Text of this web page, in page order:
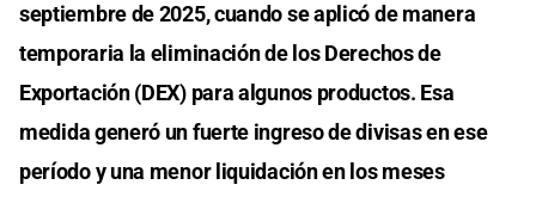
septiembre de 2025, cuando se aplicó de manera
temporaria la eliminación de los Derechos de
Exportación (DEX) para algunos productos. Esa
medida generó un fuerte ingreso de divisas en ese
período y una menor liquidación en los meses